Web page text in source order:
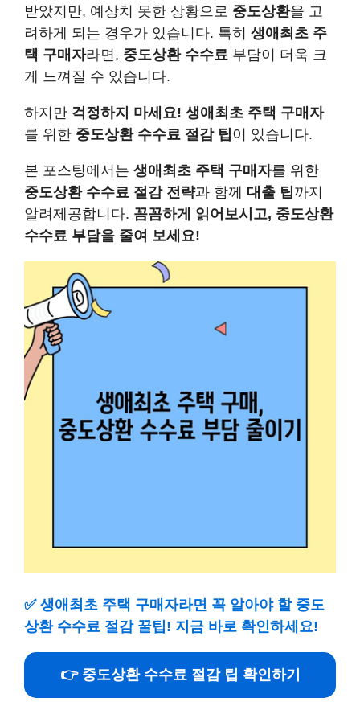
받았지만, 예상치 못한 상황으로 중도상환을 고
려하게 되는 경우가 있습니다. 특히 생애최초 주
택 구매자라면, 중도상환 수수료 부담이 더욱 크
게 느껴질 수 있습니다.
하지만 걱정하지 마세요! 생애최초 주택 구매자
를 위한 중도상환 수수료 절감 팁이 있습니다.
본 포스팅에서는 생애최초 주택 구매자를 위한
중도상환 수수료 절감 전략과 함께 대출 팁까지
알려제공합니다. 꼼꼼하게 읽어보시고, 중도상환
수수료 부담을 줄여 보세요!
✅ 생애최초 주택 구매자라면 꼭 알아야 할 중도
상환 수수료 절감 꿀팁! 지금 바로 확인하세요!
👉 중도상환 수수료 절감 팁 확인하기